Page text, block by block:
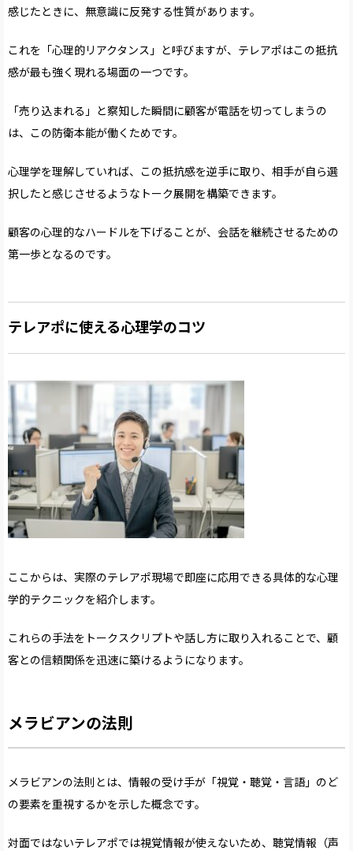
感じたときに、無意識に反発する性質があります。
これを「心理的リアクタンス」と呼びますが、テレアポはこの抵抗
感が最も強く現れる場面の一つです。
「売り込まれる」と察知した瞬間に顧客が電話を切ってしまうの
は、この防衛本能が働くためです。
心理学を理解していれば、この抵抗感を逆手に取り、相手が自ら選
択したと感じさせるようなトーク展開を構築できます。
顧客の心理的なハードルを下げることが、会話を継続させるための
第一歩となるのです。
テレアポに使える心理学のコツ
ここからは、実際のテレアポ現場で即座に応用できる具体的な心理
学的テクニックを紹介します。
これらの手法をトークスクリプトや話し方に取り入れることで、顧
客との信頼関係を迅速に築けるようになります。
メラビアンの法則
メラビアンの法則とは、情報の受け手が「視覚・聴覚・言語」のど
の要素を重視するかを示した概念です。
対面ではないテレアポでは視覚情報が使えないため、聴覚情報（声